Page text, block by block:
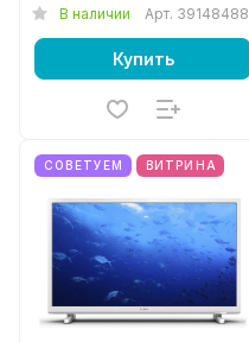
В наличии Арт. 39148488
Купить
СОВЕТУЕМ ВИТРИНА